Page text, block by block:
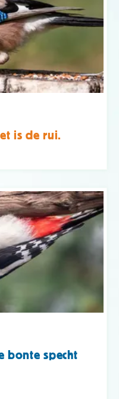
is de rui.
bonte specht